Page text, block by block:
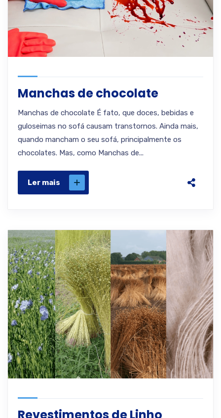
Manchas de chocolate
Manchas de chocolate É fato, que doces, bebidas e
guloseimas no sofá causam transtornos. Ainda mais,
quando mancham o seu sofá, principalmente os
chocolates. Mas, como Manchas de...
Ler mais